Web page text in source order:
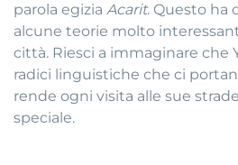
parola egizia Acarit. Questo ha
alcune teorie molto
città. Riesci a immaginare che
radici linguistiche che ci
rende ogni visita alle sue
speciale.